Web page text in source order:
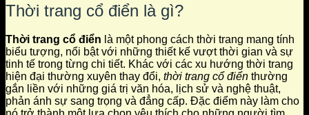
Thời trang cổ điển là gì?
Thời trang cổ điển là một phong cách thời trang mang tính
biểu tượng, nổi bật với những thiết kế vượt thời gian và sự
tinh tế trong từng chi tiết. Khác với các xu hướng thời trang
hiện đại thường xuyên thay đổi, thời trang cổ điển thường
gắn liền với những giá trị văn hóa, lịch sử và nghệ thuật,
phản ánh sự sang trọng và đẳng cấp. Đặc điểm này làm cho